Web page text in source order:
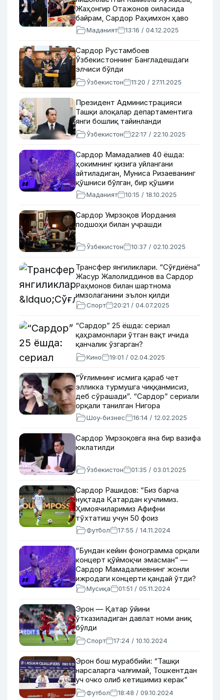
Жаҳонгир Отажонов оиласида
байрам, Сардор Раҳимхон ҳаво
ифлосланганидан хавотирда
Маданият 13:16 / 04.12.2025
Сардор Рустамбоев
Ўзбекистоннинг Бангладешдаги
элчиси бўлди
Ўзбекистон 11:20 / 27.11.2025
Президент Администрацияси
Ташқи алоқалар департаментига
янги бошлиқ тайинланди
Ўзбекистон 22:17 / 22.10.2025
Сардор Мамадалиев 40 ёшда:
ҳокимнинг қизига уйлангани
айтиладиган, Муниса Ризаеванинг
қўшниси бўлган, бир қўшиғи
ортидан 4 та уй олган хонанда
ҳақида
Маданият 10:15 / 18.10.2025
Сардор Умрзоқов Иордания
подшоҳи билан учрашди
Ўзбекистон 10:37 / 02.10.2025
Трансфер янгиликлари. “Сўғдиёна”
Жасур Жалолиддинов ва Сардор
Раҳмонов билан шартнома
имзолаганини эълон қилди
Спорт 20:21 / 04.07.2025
“Сардор” 25 ёшда: сериал
қаҳрамонлари ўтган вақт ичида
қанчалик ўзгарган?
Кино 19:01 / 02.04.2025
“Ўғлимнинг исмига қараб чет
элликка турмушга чиққанмисиз,
деб сўрашади”. “Сардор” сериали
орқали танилган Нигора
Каримбоева 45 ёшда (фото,
видео)
Шоу-бизнес 16:14 / 12.02.2025
Сардор Умрзоқовга яна бир вазифа
юклатилди
Ўзбекистон 01:35 / 03.01.2025
Сардор Рашидов: “Биз барча
нуқтада Қатардан кучлимиз.
Ҳимоячиларимиз Афифни
тўхтатиш учун 50 фоиз
имкониятидан фойдаланса бас”
Футбол 17:55 / 14.11.2024
“Бундан кейин фонограмма орқали
концерт қўймоқчи эмасман” —
Сардор Мамадалиевнинг жонли
ижродаги концерти қандай ўтди?
Мусиқа 01:51 / 05.11.2024
Эрон — Қатар ўйини
ўтказиладиган давлат номи аниқ
бўлди
Спорт 17:24 / 10.10.2024
Эрон бош мураббийи: “Ташқи
нарсаларга чалғимай, Тошкентдан
уч очко олиб кетишимиз керак”
Футбол 18:48 / 09.10.2024